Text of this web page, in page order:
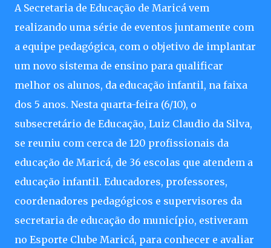
A Secretaria de Educação de Maricá vem
realizando uma série de eventos juntamente com
a equipe pedagógica, com o objetivo de implantar
um novo sistema de ensino para qualificar
melhor os alunos, da educação infantil, na faixa
dos 5 anos. Nesta quarta-feira (6/10), o
subsecretário de Educação, Luiz Claudio da Silva,
se reuniu com cerca de 120 profissionais da
educação de Maricá, de 36 escolas que atendem a
educação infantil. Educadores, professores,
coordenadores pedagógicos e supervisores da
secretaria de educação do município, estiveram
no Esporte Clube Maricá, para conhecer e avaliar